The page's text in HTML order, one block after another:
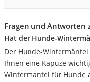
Fragen und Antworten
Hat der Hunde-
Der Hunde-Wintermäntel
Ihnen eine Kapuze
Wintermantel für Hunde